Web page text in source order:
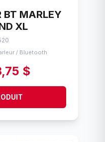
BT MARLEY
XL
/ Bluetooth
$